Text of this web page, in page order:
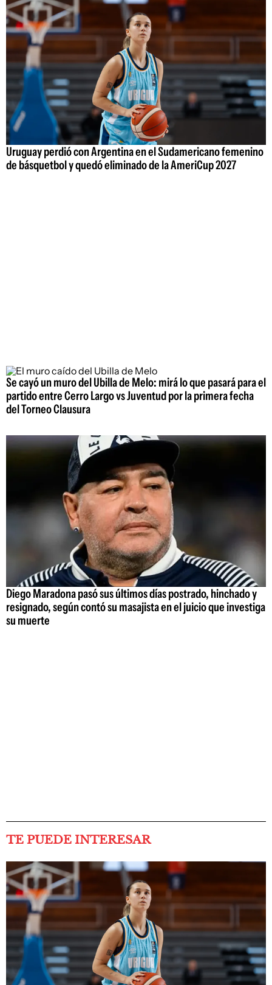
Uruguay perdió con Argentina en el Sudamericano femenino
de básquetbol y quedó eliminado de la AmeriCup 2027
Se cayó un muro del Ubilla de Melo: mirá lo que pasará para el
partido entre Cerro Largo vs Juventud por la primera fecha
del Torneo Clausura
Diego Maradona pasó sus últimos días postrado, hinchado y
resignado, según contó su masajista en el juicio que investiga
su muerte
TE PUEDE INTERESAR